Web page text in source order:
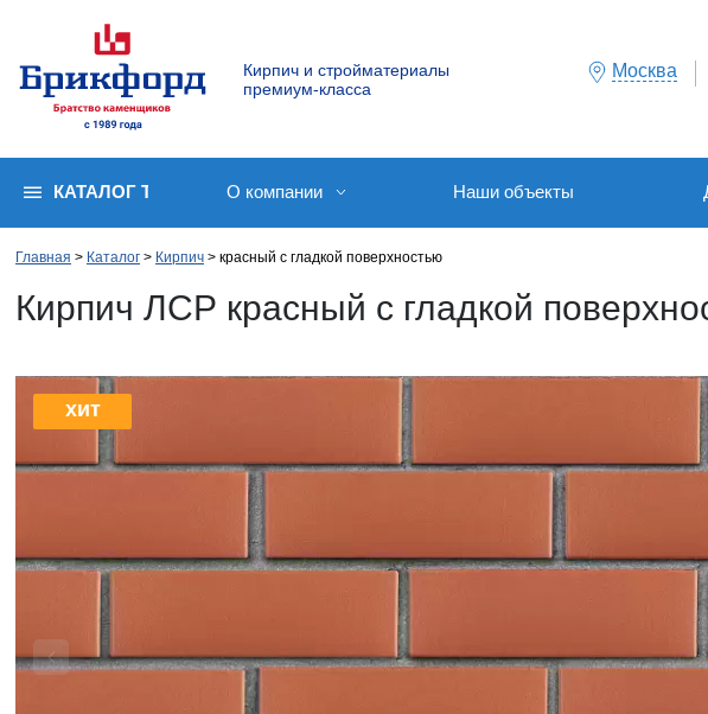
Кирпич и стройматериалы
премиум-класса
Москва
КАТАЛОГ ТОВАРОВО компании Наши объекты
Главная Каталог Кирпич красный с гладкой поверхностью
Кирпич ЛСР красный с гладкой
хит